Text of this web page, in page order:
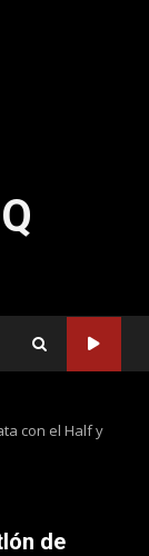
con el Half y
de